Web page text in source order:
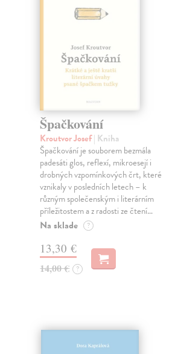
Špačkování
Kroutvor Josef| Kniha
Špačkování je souborem bezmála
padesáti glos, reflexí, mikroesejí i
drobných vzpomínkových črt, které
vznikaly v posledních letech – k
různým společenským i literárním
příležitostem a z radosti ze čtení…
Na sklade ?
13,30 €
14,00 € ?